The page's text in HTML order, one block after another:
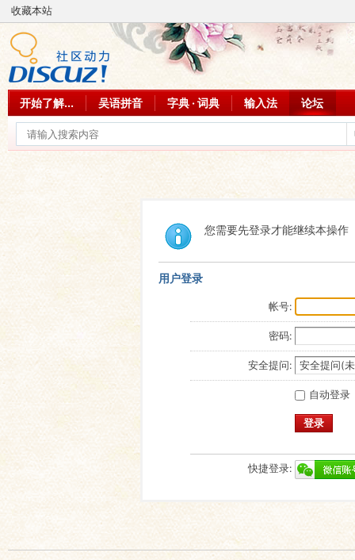
收藏本站
开始了解... 吴语拼音 字典 · 词典 输入法 论坛
您需要先登录才能继续本操作
用户登录
帐号:
密码:
安全提问:
自动登录
登录
快捷登录: